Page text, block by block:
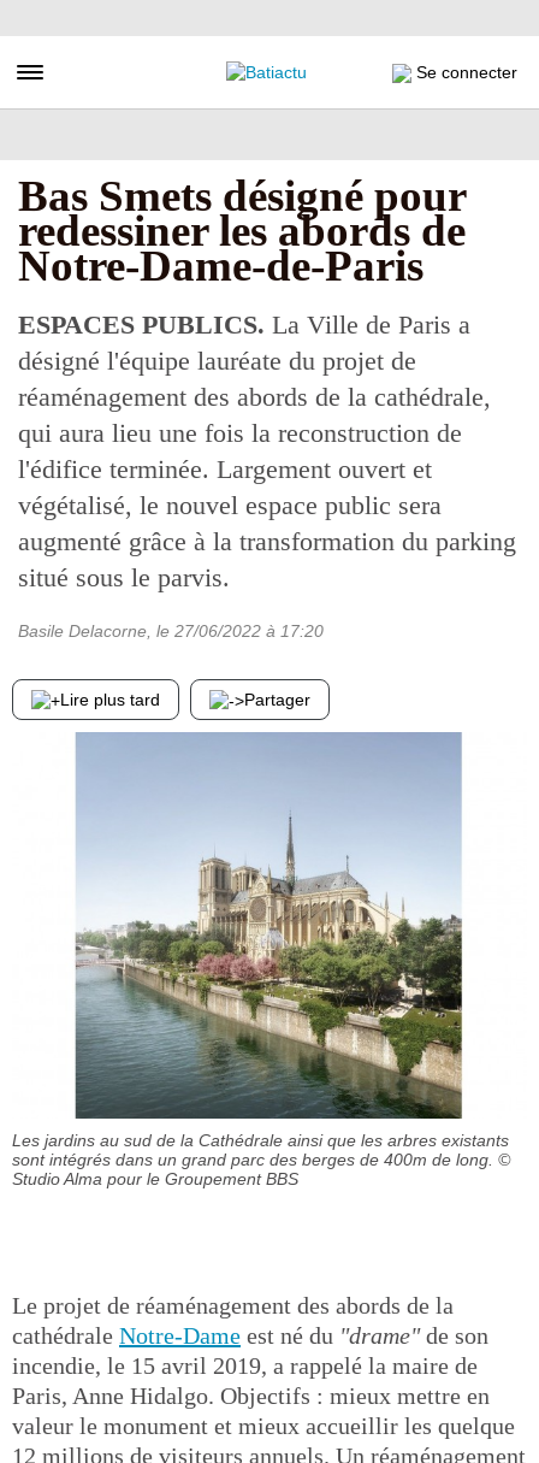
au
principal
Toggle navigation Se connecter
Bas Smets désigné pour
redessiner les abords de
Notre-Dame-de-Paris
ESPACES PUBLICS. La Ville de Paris a
désigné l'équipe lauréate du projet de
réaménagement des abords de la cathédrale,
qui aura lieu une fois la reconstruction de
l'édifice terminée. Largement ouvert et
végétalisé, le nouvel espace public sera
augmenté grâce à la transformation du parking
situé sous le parvis.
Basile Delacorne , le 27/06/2022 à 17:20
Lire plus tard Partager
Les jardins au sud de la Cathédrale ainsi que les arbres existants
sont intégrés dans un grand parc des berges de 400m de long. ©
Studio Alma pour le Groupement BBS
Le projet de réaménagement des abords de la
cathédrale Notre-Dame est né du "drame"de son
incendie, le 15 avril 2019, a rappelé la maire de
Paris, Anne Hidalgo. Objectifs : mieux mettre en
valeur le monument et mieux accueillir les quelque
12 millions de visiteurs annuels. Un réaménagement